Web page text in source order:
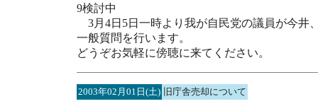
9検討中
3月4日5日一時より我が自民党の議員が今井
一般質問を行います。
どうぞお気軽に傍聴に来てください。
2003年02月01日(土) 旧庁舎売却について